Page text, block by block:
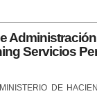
Servicios
DE